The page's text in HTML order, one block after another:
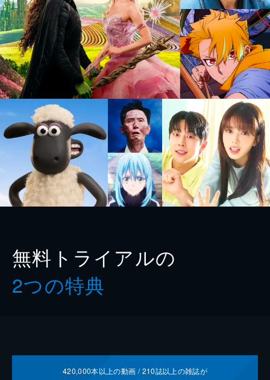
無料トライアルの
2つの特典
420,000本以上の動画 /210誌以上の雑誌が